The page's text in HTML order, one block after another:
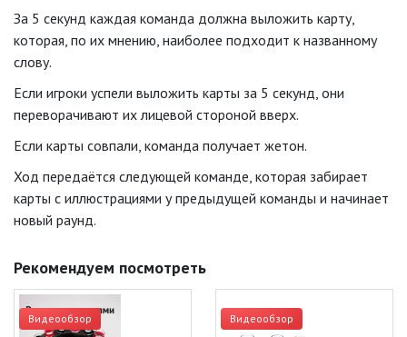
За 5 секунд каждая команда должна выложить карту,
которая, по их мнению, наиболее подходит к названному
слову.
Если игроки успели выложить карты за 5 секунд, они
переворачивают их лицевой стороной вверх.
Если карты совпали, команда получает жетон.
Ход передаётся следующей команде, которая забирает
карты с иллюстрациями у предыдущей команды и начинает
новый раунд.
Рекомендуем посмотреть
Видеообзор Видеообзор